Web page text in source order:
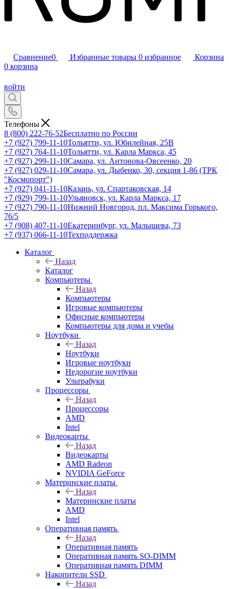
Сравнение0 Избранные товары 0 избранное
Корзина
0 корзина
войти
Телефоны
8 (800) 222-76-52Бесплатно по России
+7 (927) 799-11-10Тольятти, ул. Юбилейная, 25В
+7 (927) 764-11-10Тольятти, ул. Карла Маркса, 45
+7 (927) 299-11-10Самара, ул. Антонова-Овсеенко, 20
+7 (927) 029-11-10Самара, ул. Дыбенко, 30, секция 1-86 (ТРК
"Космопорт")
+7 (927) 041-11-10Казань, ул. Спартаковская, 14
+7 (929) 799-11-10Ульяновск, ул. Карла Маркса, 17
+7 (927) 790-11-10Нижний Новгород, пл. Максима Горького,
76/5
+7 (908) 407-11-10Екатеринбург, ул. Малышева, 73
+7 (937) 066-11-10Техподдержка
Каталог
Назад
Каталог
Компьютеры
Назад
Компьютеры
Игровые компьютеры
Офисные компьютеры
Компьютеры для дома и учебы
Ноутбуки
Назад
Ноутбуки
Игровые ноутбуки
Недорогие ноутбуки
Ультрабуки
Процессоры
Назад
Процессоры
AMD
Intel
Видеокарты
Назад
Видеокарты
AMD Radeon
NVIDIA GeForce
Материнские платы
Назад
Материнские платы
AMD
Intel
Оперативная память
Назад
Оперативная память
Оперативная память SO-DIMM
Оперативная память DIMM
Накопители SSD
Назад